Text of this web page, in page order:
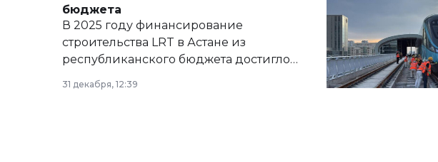
бюджета
В 2025 году финансирование
строительства LRT в Астане из
республиканского бюджета достигло
рекордных объемов.
31 декабря, 12:39